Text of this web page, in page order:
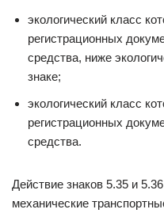
экологический класс
регистрационных
средства, ниже
знаке;
экологический класс
регистрационных
средства.
Действие знаков 5.35 и
механические